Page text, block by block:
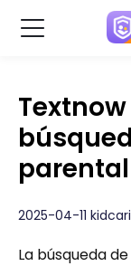
parental
2025-04-11
La búsqueda